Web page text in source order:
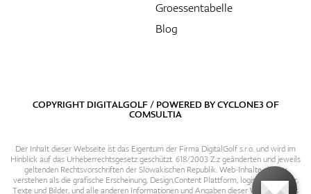
Groessentabelle
Blog
COPYRIGHT DIGITALGOLF / POWERED BYCYCLONE3OF
COMSULTIA
Der Inhalt dieser Webseite ist das Eigentum der Firma DigitalGolf s.r.o. und wird im
Hinblick auf das Urheberrechtsgesetz geschützt. 618/2003 Z.z geänderten und jeweils
geltenden Rechtsvorschriften der Slowakischen Republik. Web-Inhalte sind zu
verstehen als die grafische Erscheinung, Design,Content Plattform, logische Struktur,
Texte und Bilder, und alle anderen Informationen und Angaben dieser Webseite. Das